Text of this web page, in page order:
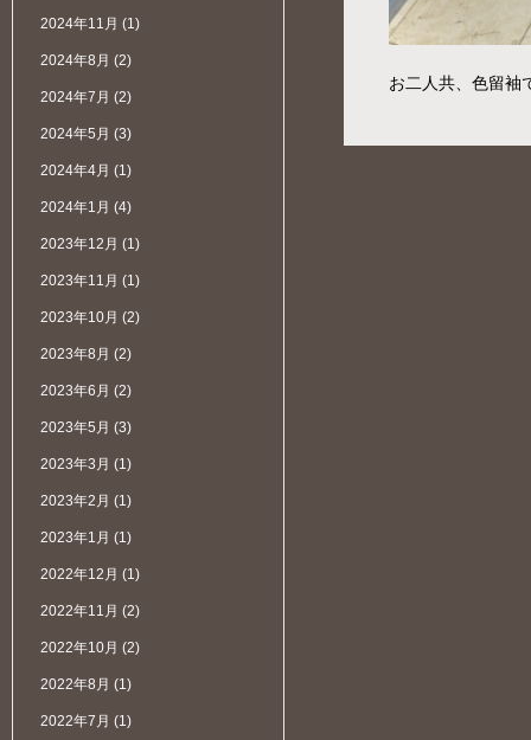
2024年11月 (1)
2024年8月 (2)
2024年7月 (2)
2024年5月 (3)
2024年4月 (1)
2024年1月 (4)
2023年12月 (1)
2023年11月 (1)
2023年10月 (2)
2023年8月 (2)
2023年6月 (2)
2023年5月 (3)
2023年3月 (1)
2023年2月 (1)
2023年1月 (1)
2022年12月 (1)
2022年11月 (2)
2022年10月 (2)
2022年8月 (1)
2022年7月 (1)
お二人共、色留